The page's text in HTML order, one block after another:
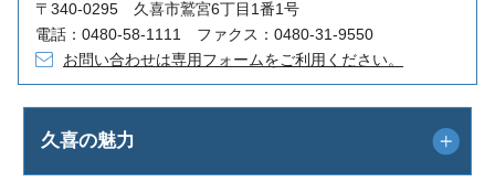
〒340-0295 久喜市鷲宮6丁目1番1号
電話：0480-58-1111 ファクス：0480-31-9550
お問い合わせは専用フォームをご利用ください。
久喜の魅力